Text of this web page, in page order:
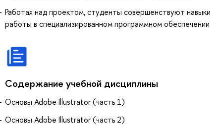
Работая над проектом, студенты совершенствуют навыки
работы в специализированном программном обеспечении
Содержание учебной дисциплины
Основы Adobe Illustrator (часть 1)
Основы Adobe Illustrator (часть 2)